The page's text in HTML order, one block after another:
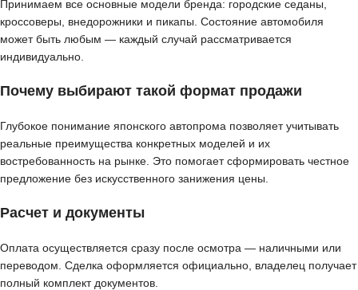
Принимаем все основные модели бренда: городские седаны,
кроссоверы, внедорожники и пикапы. Состояние автомобиля
может быть любым — каждый случай рассматривается
индивидуально.
Почему выбирают такой формат продажи
Глубокое понимание японского автопрома позволяет учитывать
реальные преимущества конкретных моделей и их
востребованность на рынке. Это помогает сформировать честное
предложение без искусственного занижения цены.
Расчет и документы
Оплата осуществляется сразу после осмотра — наличными или
переводом. Сделка оформляется официально, владелец получает
полный комплект документов.